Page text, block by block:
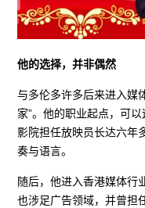
他的选择，并非偶然
与多伦多许多后来进入媒
家”。他的职业起点，可
影院担任放映员长达六年
奏与语言。
随后，他进入香港媒体行
也涉足广告领域，并曾担